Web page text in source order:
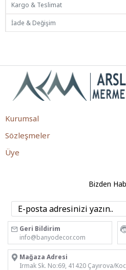
Kargo & Teslimat
İade & Değişim
Kurumsal
Sözleşmeler
Üye
Bizden
Geri Bildirim
info@banyodecor.com
Mağaza Adresi
Irmak Sk. No:69, 41420 Çayırova/